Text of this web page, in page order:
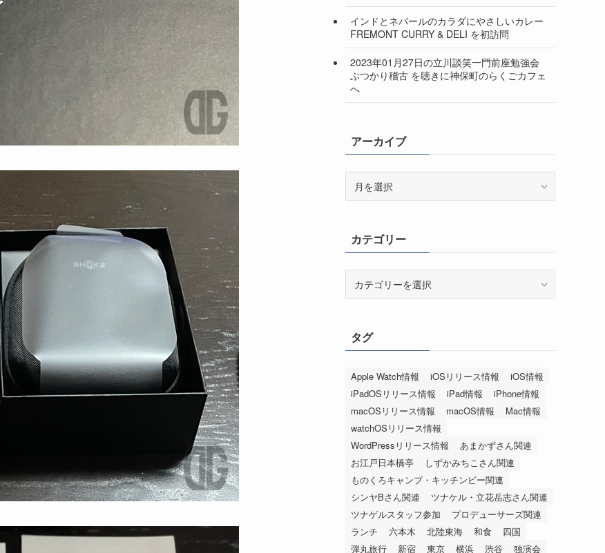
インドとネパールのカラダにやさしいカレー
FREMONT CURRY & DELI を初訪問
2023年01月27日の立川談笑一門前座勉強会
ぶつかり稽古 を聴きに神保町のらくごカフェ
へ
アーカイブ
ブカテゴリー
ータグ
Apple Watch情報 iOSリリース情報
iOS情報
iPadOSリリース情報
iPad情報
iPhone情報
macOSリリース情報
macOS情報
Mac情報
watchOSリリース情報
WordPressリリース情報
あまかずさん関連
お江戸日本橋亭
しずかみちこさん関連
ものくろキャンプ・キッチンビー関連
シンヤBさん関連
ツナケル・立花岳志さん関連
ツナゲルスタッフ参加
プロデューサーズ関連
ランチ
六本木 北陸東海 和食
四国
弾丸旅行
新宿 東京 横浜 渋谷 独演会